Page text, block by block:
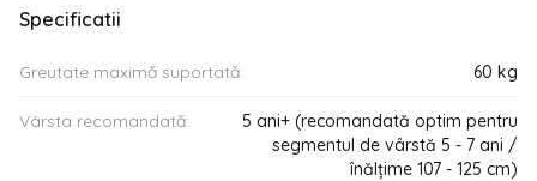
Specificatii
Greutate maximă suportată: 60 kg
Vârsta recomandată:
5 ani+ (recomandată optim pentru
segmentul de vârstă 5 - 7 ani /
înălțime 107 - 125 cm)